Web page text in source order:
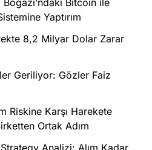
Yaptırım
8,2 Milyar Dolar Zarar
Geriliyor: Gözler Faiz
Riskine Karşı Harekete
Ortak Adım
Analizi: Alım Kadar